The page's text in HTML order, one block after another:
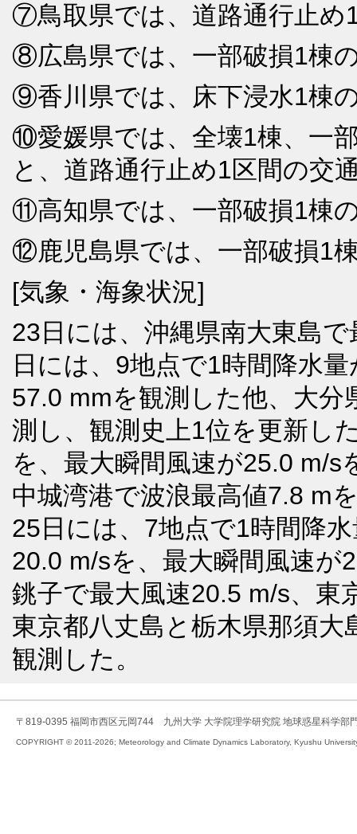
⑦鳥取県では、道路通行止め
⑧広島県では、一部破損1棟
⑨香川県では、床下浸水1棟
⑩愛媛県では、全壊1棟、一
と、道路通行止め1区間の交
⑪高知県では、一部破損1棟
⑫鹿児島県では、一部破損1
[気象・海象状況]
23日には、沖縄県南大東島
日には、9地点で1時間降水
57.0 mmを観測した他、大
測し、観測史上1位を更新し
を、最大瞬間風速が25.0 m/
中城湾港で波浪最高値7.8 m
25日には、7地点で1時間降
20.0 m/sを、最大瞬間風速が
銚子で最大風速20.5 m/s、東
東京都八丈島と栃木県那須
観測した。
〒819-0395 福岡市西区元岡744 九州大学 大学院理学研究院 地球惑星科学部
COPYRIGHT © 2011-2026; Meteorology and Climate Dynamics Laboratory, Kyushu